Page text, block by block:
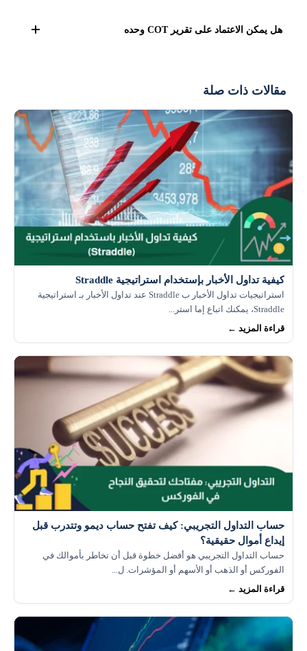
انعكاس محتمل في الاتجاه، مما يساعد المتداولين على اتخاذ
هل يمكن الاعتماد على تقرير COT وحده
مقالات ذات صلة
كيفية تداول الأخبار بإستخدام استراتيجية Straddle
استراتيجيات تداول الأخبار ب Straddle عند تداول الأخبار بـ استراتيجية
Straddle، يمكنك اتباع إما استر...
قراءة المزيد ←
حساب التداول التجريبي: كيف تفتح حساب ديمو وتتدرب قبل
إيداع أموال حقيقية؟
حساب التداول التجريبي هو أفضل خطوة قبل أن تخاطر بأموالك في
الفوركس أو الذهب أو الأسهم أو المؤشرات. ل...
قراءة المزيد ←